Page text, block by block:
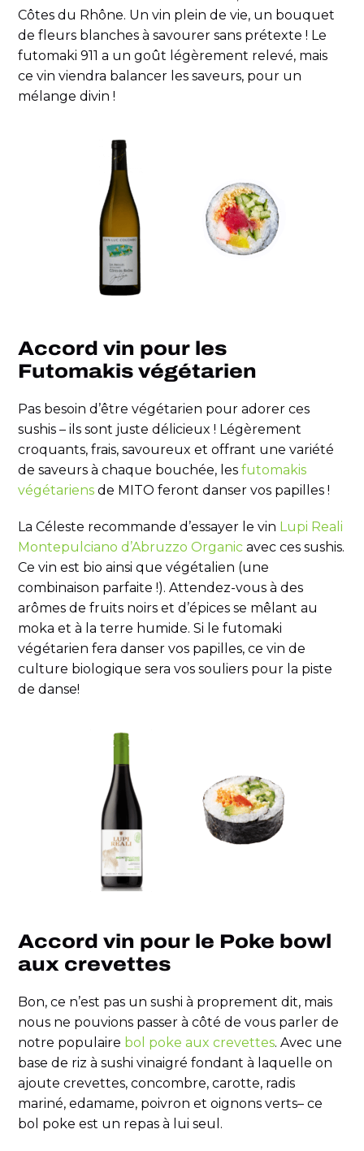
Côtes du Rhône. Un vin plein de vie, un bouquet
de fleurs blanches à savourer sans prétexte ! Le
futomaki 911 a un goût légèrement relevé, mais
ce vin viendra balancer les saveurs, pour un
mélange divin !
Accord vin pour les
Futomakis végétarien
Pas besoin d’être végétarien pour adorer ces
sushis – ils sont juste délicieux ! Légèrement
croquants, frais, savoureux et offrant une variété
de saveurs à chaque bouchée, lesfutomakis
végétariens de MITO feront danser vos papilles !
La Céleste recommande d’essayer le vin Lupi Reali
Montepulciano d’Abruzzo Organic avec ces sushis.
Ce vin est bio ainsi que végétalien (une
combinaison parfaite !). Attendez-vous à des
arômes de fruits noirs et d’épices se mêlant au
moka et à la terre humide. Si le futomaki
végétarien fera danser vos papilles, ce vin de
culture biologique sera vos souliers pour la piste
de danse!
Accord vin pour le Poke bowl
aux crevettes
Bon, ce n’est pas un sushi à proprement dit, mais
nous ne pouvions passer à côté de vous parler de
notre populaire bol poke aux crevettes. Avec une
base de riz à sushi vinaigré fondant à laquelle on
ajoute crevettes, concombre, carotte, radis
mariné, edamame, poivron et oignons verts– ce
bol poke est un repas à lui seul.